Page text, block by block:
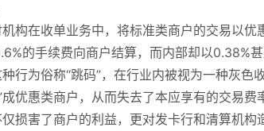
机构在收单业务中，将标准类商户的交易以
的手续费向商户结算，而内部却以0.38%
行为俗称“跳码”，在行业内被视为一种灰
优惠类商户，从而失去了本应享有的交易费
损害了商户的利益，更对发卡行和清算机